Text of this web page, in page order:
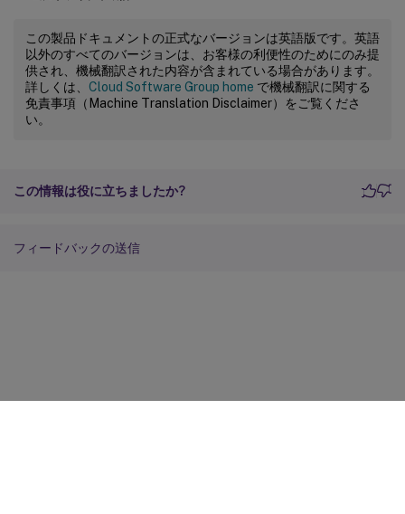
この製品ドキュメントの正式なバージョンは英語版です。英語
以外のすべてのバージョンは、お客様の利便性のためにのみ提
供され、機械翻訳された内容が含まれている場合があります。
詳しくは、 Cloud Software Group home で機械翻訳に関する
免責事項（Machine Translation Disclaimer）をご覧くださ
い。
この情報は役に立ちましたか?
フィードバックの送信